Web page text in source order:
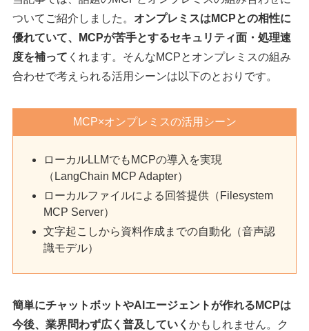
ついてご紹介しました。 オンプレミスはMCPとの相性に
優れていて、MCPが苦手とするセキュリティ面・処理速
度を補って くれます。そんなMCPとオンプレミスの組み
合わせで考えられる活用シーンは以下のとおりです。
MCP×オンプレミスの活用シーン
ローカルLLMでもMCPの導入を実現
（LangChain MCP Adapter）
ローカルファイルによる回答提供（Filesystem
MCP Server）
文字起こしから資料作成までの自動化（音声認
識モデル）
簡単にチャットボットやAIエージェントが作れるMCPは
今後、業界問わず広く普及していく かもしれません。ク